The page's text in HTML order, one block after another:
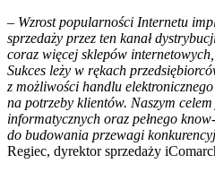
– Wzrost popularności Internetu
sprzedaży przez ten kanał
coraz więcej sklepów
Sukces leży w rękach
z możliwości handlu
na potrzeby klientów. Naszym
informatycznych oraz pełnego
do budowania przewagi
Regiec, dyrektor sprzedaży